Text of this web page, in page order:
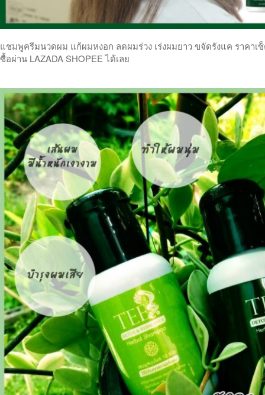
แชมพูครีมนวดผม แก้ผมหงอก ลดผมร่วง เร่งผมยาว ขจัดรังแค ราคาเ
ซื้อผ่าน LAZADA SHOPEE ได้เลย